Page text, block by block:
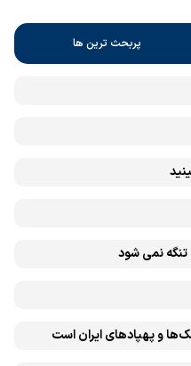
پربحث ترین ها
تنگه نمی شود
و پهپادهای ایران است